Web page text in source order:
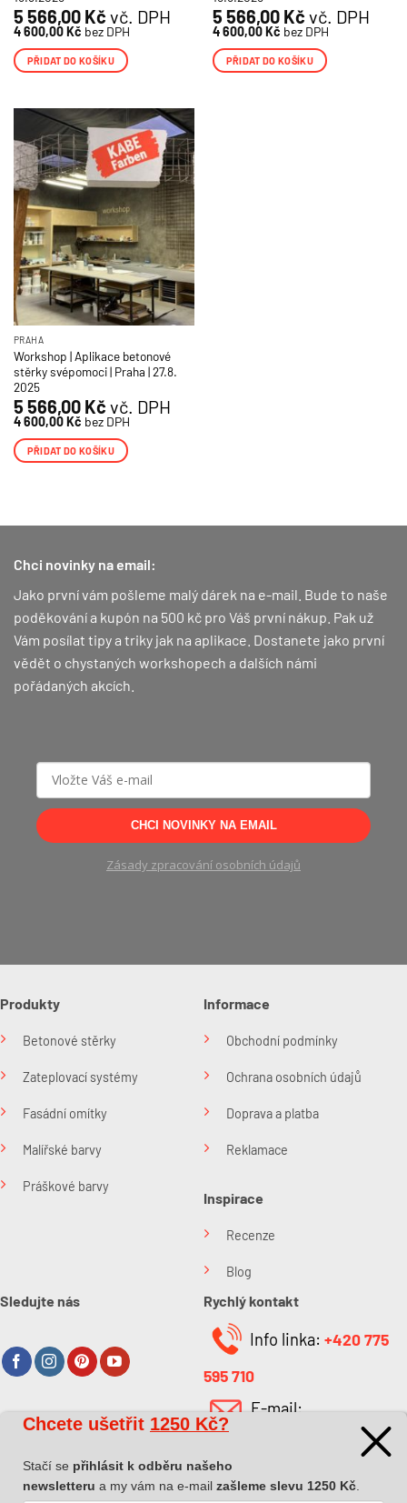
5 566,00 Kč vč. DPH
4 600,00Kč bez DPH
PŘIDAT DO KOŠÍKU
5 566,00 Kč vč. DPH
4 600,00Kč bez DPH
PŘIDAT DO KOŠÍKU
PRAHA
Workshop | Aplikace betonové
stěrky svépomoci | Praha | 27.8.
2025
5 566,00 Kč vč. DPH
4 600,00Kč bez DPH
PŘIDAT DO KOŠÍKU
Chci novinky na email:
Jako první vám pošleme malý dárek na e-mail. Bude to naše
poděkování a kupón na 500 kč pro Váš první nákup. Pak už
Vám posílat tipy a triky jak na aplikace. Dostanete jako první
vědět o chystaných workshopech a dalších námi
pořádaných akcích.
CHCI NOVINKY NA EMAIL
Zásady zpracování osobních údajů
Produkty
Betonové stěrky
Zateplovací systémy
Fasádní omítky
Malířské barvy
Práškové barvy
Informace
Obchodní podmínky
Ochrana osobních údajů
Doprava a platba
Reklamace
Inspirace
Recenze
Blog
Sledujte nás
O společnosti
O nás
Rychlý kontakt
Info linka: +420 775
595 710
E-mail:
Chcete ušetřit 1250 Kč?
Stačí se přihlásit k odběru našeho
newsletteru a my vám na e-mail zašleme slevu 1250 Kč